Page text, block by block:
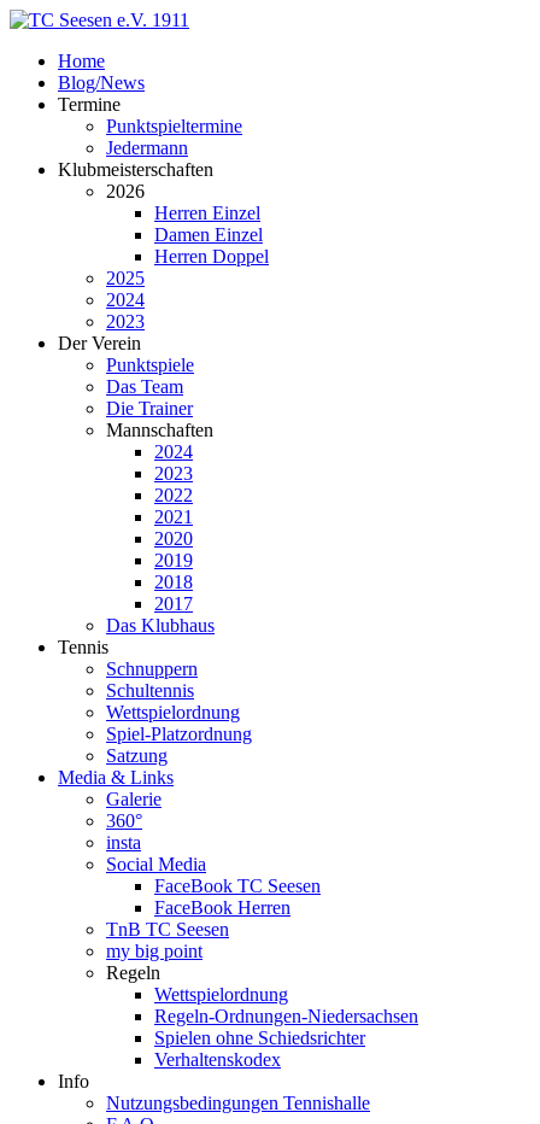
Home
Blog/News
Termine
Punktspieltermine
Jedermann
Klubmeisterschaften
2026
Herren Einzel
Damen Einzel
Herren Doppel
2025
2024
2023
Der Verein
Punktspiele
Das Team
Die Trainer
Mannschaften
2024
2023
2022
2021
2020
2019
2018
2017
Das Klubhaus
Tennis
Schnuppern
Schultennis
Wettspielordnung
Spiel-Platzordnung
Satzung
Media & Links
Galerie
360°
insta
Social Media
FaceBook TC Seesen
FaceBook Herren
TnB TC Seesen
my big point
Regeln
Wettspielordnung
Regeln-Ordnungen-Niedersachsen
Spielen ohne Schiedsrichter
Verhaltenskodex
Info
Nutzungsbedingungen Tennishalle